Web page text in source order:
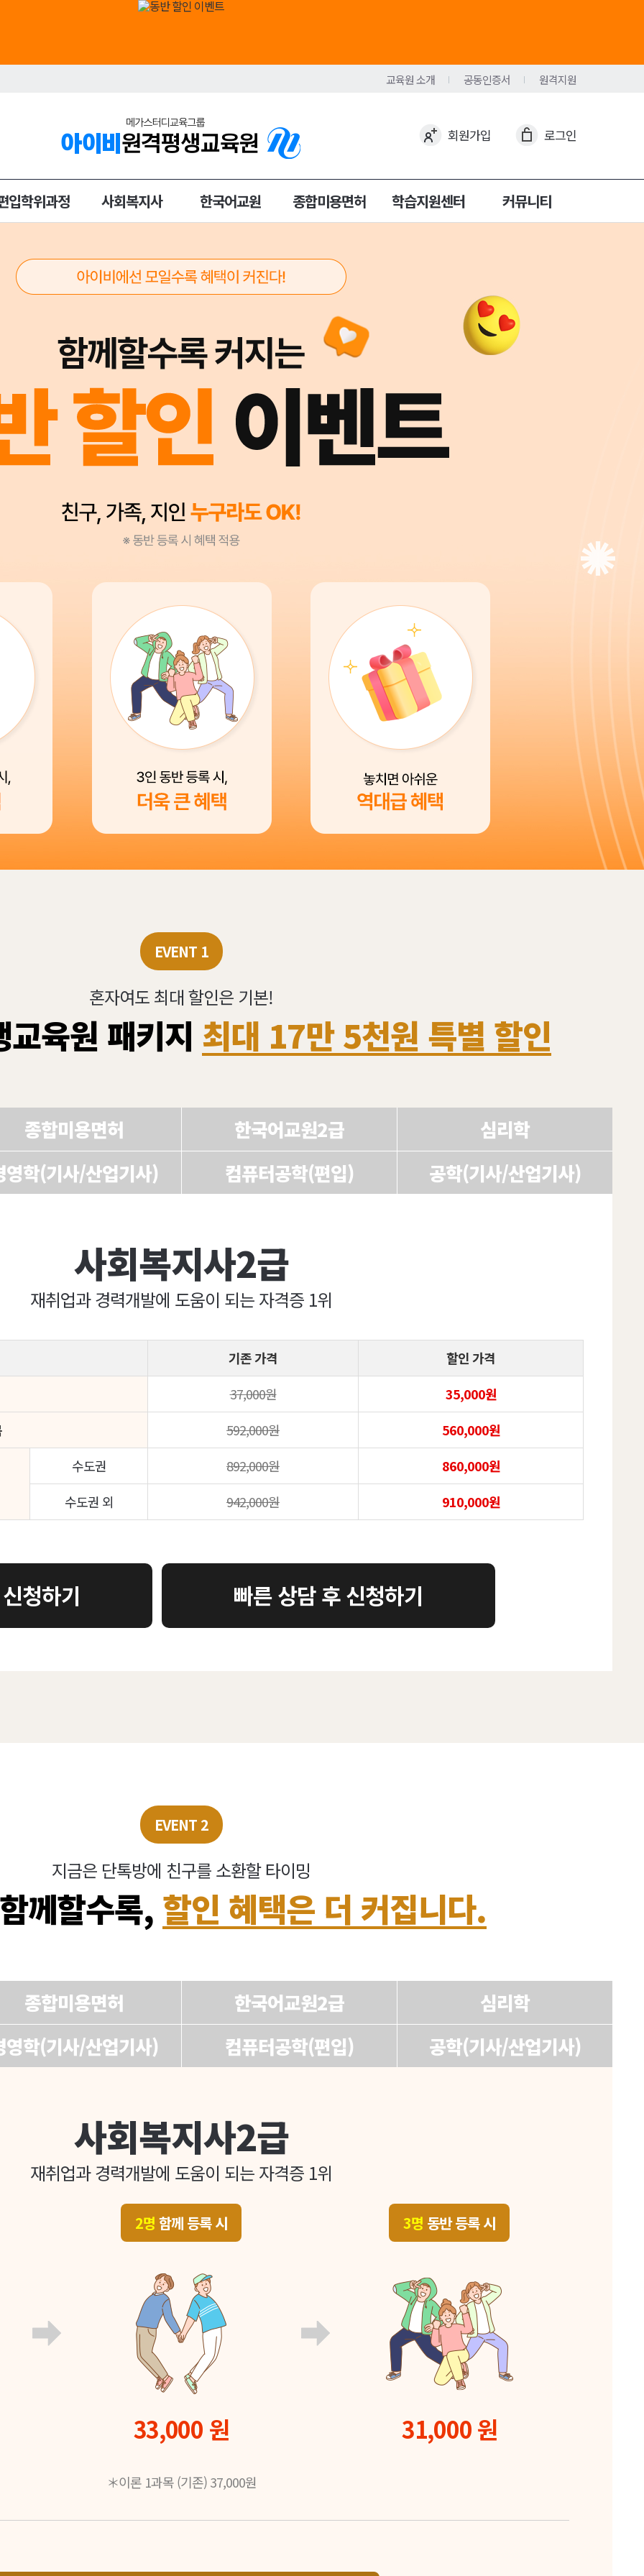
교육원 소개 공동인증서 원격지원
회원가입 로그인
입학위과정 사회복지사 한국어교원 종합미용면허 학습지원센터 커뮤니티
EVENT 1
혼자여도 최대 할인은 기본!
육원 패키지 최대 17만 5천원 특별 할인
종합미용면허 한국어교원2급
심리학
영학(기사/산업기사)
컴퓨터공학(편입) 공학(기사/산업기사)
사회복지사2급
재취업과 경력개발에 도움이 되는 자격증 1위
기존 가격
할인 가격
37,000원
35,000원
592,000원
560,000원
수도권
892,000원
860,000원
수도권 외
942,000원 910,000원
청하기 빠른 상담 후 신청하기
EVENT 2
지금은 단톡방에 친구를 소환할 타이밍
께할수록, 할인 혜택은 더 커집니다.
종합미용면허 한국어교원2급
심리학
영학(기사/산업기사)
컴퓨터공학(편입) 공학(기사/산업기사)
사회복지사2급
재취업과 경력개발에 도움이 되는 자격증 1위
2명 함께 등록 시
33,000 원
3명 동반 등록 시
31,000 원
＊이론 1과목 (기존) 37,000원